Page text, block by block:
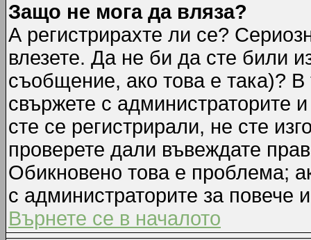
Защо не мога да вляза?
А регистрирахте ли се?
влезете. Да не би да сте били
съобщение, ако това е така)?
свържете с администраторите
сте се регистрирали, не сте
проверете дали въвеждате
Обикновено това е проблема;
с администраторите за повече
Върнете се в началото